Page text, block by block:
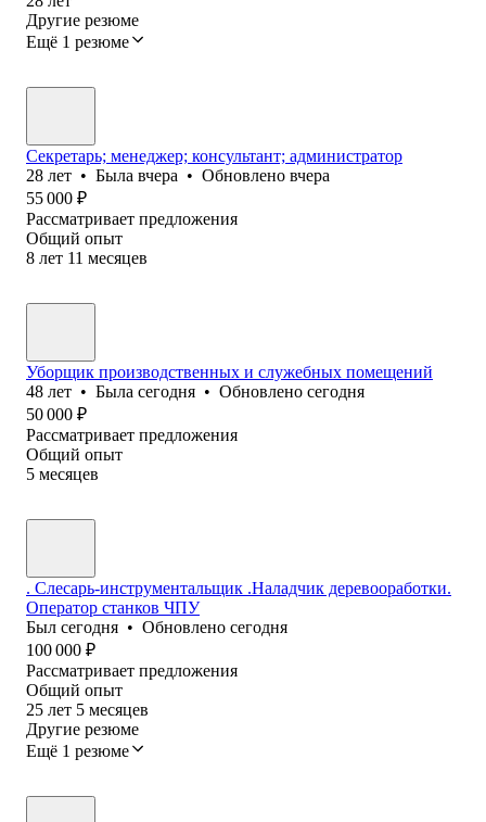
Другие резюме
Ещё 1 резюме
Секретарь; менеджер; консультант; администратор
28 лет • Была вчера • Обновлено вчера
55 000 ₽
Рассматривает предложения
Общий опыт
8 лет 11 месяцев
Уборщик производственных и служебных помещений
48 лет • Была сегодня • Обновлено сегодня
50 000 ₽
Рассматривает предложения
Общий опыт
5 месяцев
. Слесарь-инструментальщик .Наладчик деревооработки.
Оператор станков ЧПУ
Был сегодня • Обновлено сегодня
100 000 ₽
Рассматривает предложения
Общий опыт
25 лет 5 месяцев
Другие резюме
Ещё 1 резюме